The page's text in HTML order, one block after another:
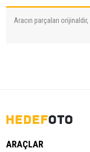
Aracın parçaları
ARAÇLAR